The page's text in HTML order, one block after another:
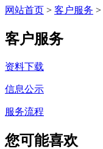
网站首页 > 客户服务 >
客户服务
资料下载
信息公示
服务流程
您可能喜欢